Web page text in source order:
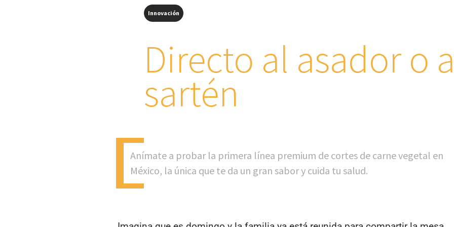
Innovación
Directo al asador o
sartén
Anímate a probar la primera línea premium de cortes de carne vegetal en
México, la única que te da un gran sabor y cuida tu salud.